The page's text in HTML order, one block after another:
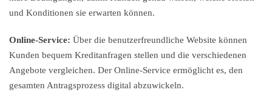
und Konditionen sie erwarten können.
Online-Service: Über die benutzerfreundliche Website können
Kunden bequem Kreditanfragen stellen und die verschiedenen
Angebote vergleichen. Der Online-Service ermöglicht es, den
gesamten Antragsprozess digital abzuwickeln.